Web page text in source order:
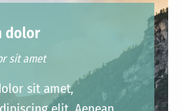
dolor
sit amet
sit amet,